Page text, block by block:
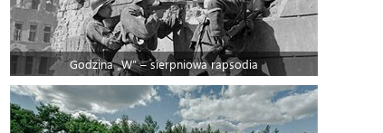
Godzina „W” – sierpniowa rapsodia